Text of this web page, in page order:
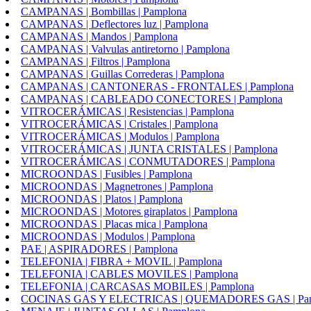
CAMPANAS | Bombillas | Pamplona
CAMPANAS | Deflectores luz | Pamplona
CAMPANAS | Mandos | Pamplona
CAMPANAS | Valvulas antiretorno | Pamplona
CAMPANAS | Filtros | Pamplona
CAMPANAS | Guillas Correderas | Pamplona
CAMPANAS | CANTONERAS - FRONTALES | Pamplona
CAMPANAS | CABLEADO CONECTORES | Pamplona
VITROCERÁMICAS | Resistencias | Pamplona
VITROCERÁMICAS | Cristales | Pamplona
VITROCERÁMICAS | Modulos | Pamplona
VITROCERÁMICAS | JUNTA CRISTALES | Pamplona
VITROCERÁMICAS | CONMUTADORES | Pamplona
MICROONDAS | Fusibles | Pamplona
MICROONDAS | Magnetrones | Pamplona
MICROONDAS | Platos | Pamplona
MICROONDAS | Motores giraplatos | Pamplona
MICROONDAS | Placas mica | Pamplona
MICROONDAS | Modulos | Pamplona
PAE | ASPIRADORES | Pamplona
TELEFONIA | FIBRA + MOVIL | Pamplona
TELEFONIA | CABLES MOVILES | Pamplona
TELEFONIA | CARCASAS MOBILES | Pamplona
COCINAS GAS Y ELECTRICAS | QUEMADORES GAS |